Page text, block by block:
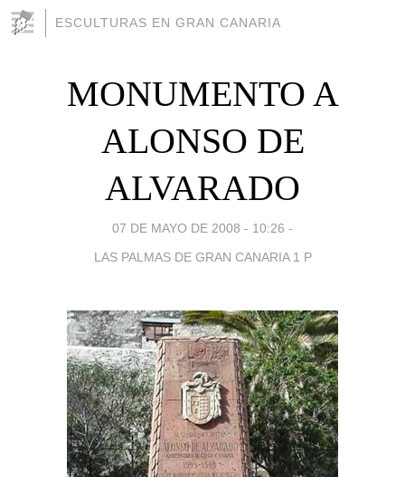
ESCULTURAS EN GRAN CANARIA
MONUMENTO A
ALONSO DE
ALVARADO
07 DE MAYO DE 2008 - 10:26 -
LAS PALMAS DE GRAN CANARIA 1 P